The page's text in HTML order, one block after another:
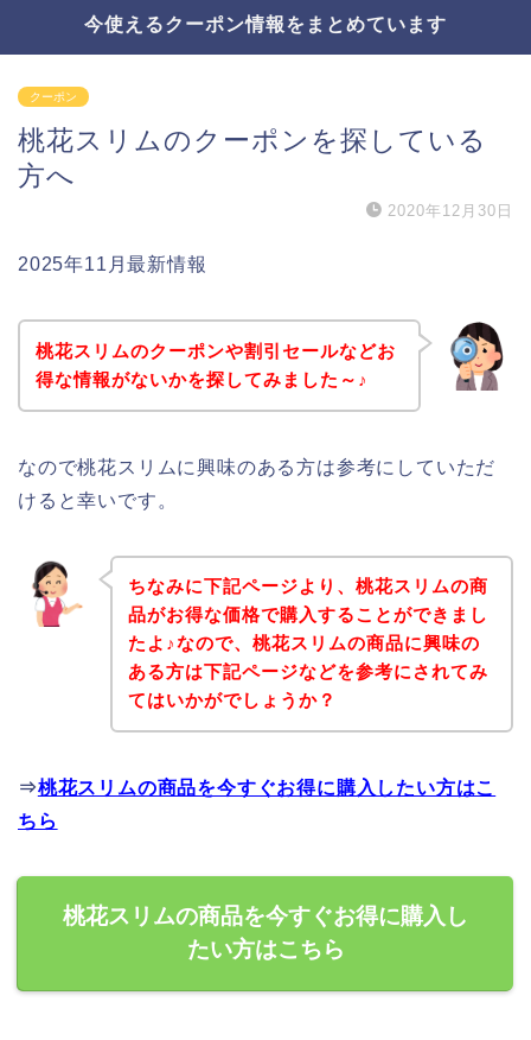
今使えるクーポン情報をまとめています
クーポン
桃花スリムのクーポンを探している
方へ
2020年12月30日
2025年11月最新情報
桃花スリムのクーポンや割引セールなどお
得な情報がないかを探してみました～♪
なので桃花スリムに興味のある方は参考にしていただ
けると幸いです。
ちなみに下記ページより、桃花スリムの商
品がお得な価格で購入することができまし
たよ♪なので、桃花スリムの商品に興味の
ある方は下記ページなどを参考にされてみ
てはいかがでしょうか？
⇒桃花スリムの商品を今すぐお得に購入したい方はこ
ちら
桃花スリムの商品を今すぐお得に購入し
たい方はこちら